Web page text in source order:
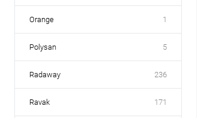
Orange 1
Polysan 5
Radaway 236
Ravak 171